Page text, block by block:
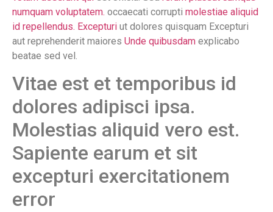
numquam voluptatem. occaecati corrupti molestiae aliquid
id repellendus. Excepturi ut dolores quisquam Excepturi
aut reprehenderit maiores Unde quibusdam explicabo
beatae sed vel.
Vitae est et temporibus id
dolores adipisci ipsa.
Molestias aliquid vero est.
Sapiente earum et sit
excepturi exercitationem
error